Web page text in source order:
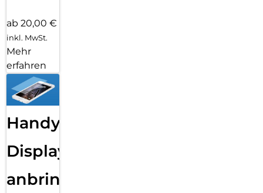
ab 20,00 €
inkl. MwSt.
Mehr
erfahren
Handy
Displayfolie
anbringen